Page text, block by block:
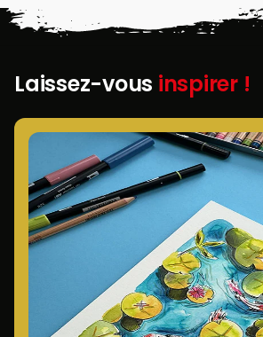
Laissez-vous inspirer !